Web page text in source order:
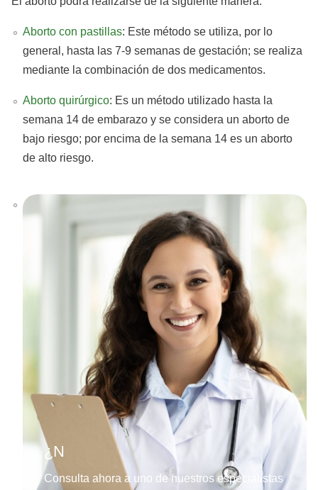
Aborto con pastillas: Este método se utiliza, por lo
general, hasta las 7-9 semanas de gestación; se realiza
mediante la combinación de dos medicamentos.
Aborto quirúrgico: Es un método utilizado hasta la
semana 14 de embarazo y se considera un aborto de
bajo riesgo; por encima de la semana 14 es un aborto
de alto riesgo.
¿Necesitas ayud
Consulta ahora a uno de nuestros especialistas